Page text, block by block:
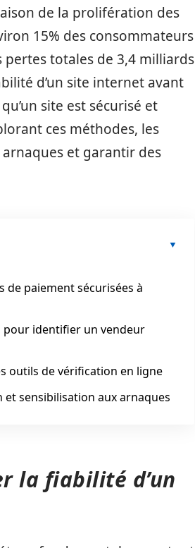
de la prolifération des
15% des consommateurs
pertes totales de 3,4 milliards
d’un site internet avant
site est sécurisé et
ces méthodes, les
et garantir des
de paiement sécurisées à
pour identifier un vendeur
outils de vérification en ligne
et sensibilisation aux arnaques
la fiabilité d’un